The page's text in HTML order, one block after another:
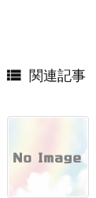
 関連記事